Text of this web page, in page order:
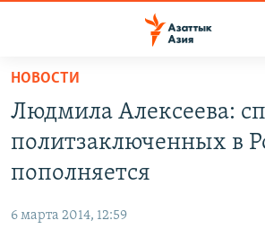
Вернуться
основному
содержанию
главной
навигацииТАДЖИКИСТАН
НОВОСТИ
ҚАЗАҚША
НОВОСТИ
Людмила Алексеева:
политзаключенных в
пополняется
6 марта 2014, 12:59